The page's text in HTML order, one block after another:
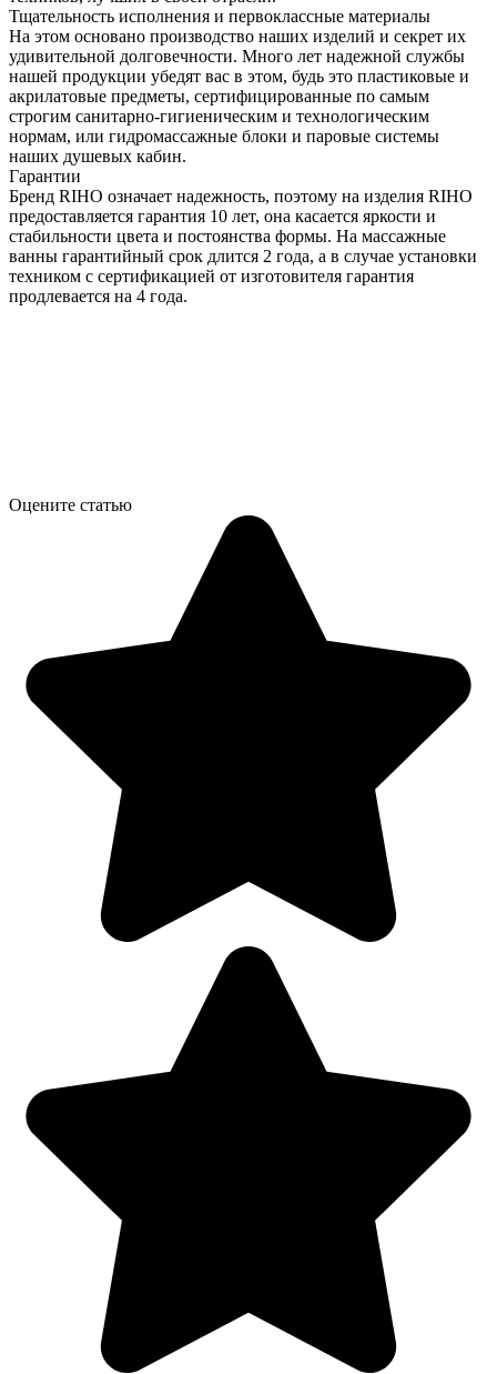
Тщательность исполнения и первоклассные материалы
На этом основано производство наших изделий и секрет их
удивительной долговечности. Много лет надежной службы
нашей продукции убедят вас в этом, будь это пластиковые и
акрилатовые предметы, сертифицированные по самым
строгим санитарно-гигиеническим и технологическим
нормам, или гидромассажные блоки и паровые системы
наших душевых кабин.
Гарантии
Бренд RIHO означает надежность, поэтому на изделия RIHO
предоставляется гарантия 10 лет, она касается яркости и
стабильности цвета и постоянства формы. На массажные
ванны гарантийный срок длится 2 года, а в случае установки
техником с сертификацией от изготовителя гарантия
продлевается на 4 года.
Оцените статью